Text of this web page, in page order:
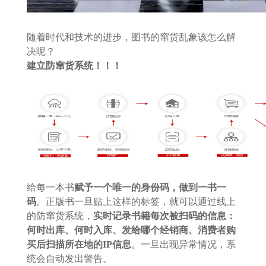
随着时代和技术的进步，图书的窜货乱象该怎么解
决呢？
建立防窜货系统！！！
给每一本书赋予一个唯一的身份码，做到一书一
码。正版书一旦贴上这样的标签，就可以通过线上
的防窜货系统， 实时记录书籍每次被扫码的信息：
何时出库、何时入库、发给哪个经销商、消费者购
买后扫描所在地的IP信息。一旦出现异常情况，系
统会自动发出警告。